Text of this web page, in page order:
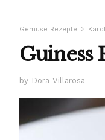
Gemüse Rezepte
Guiness
by Dora Villarosa